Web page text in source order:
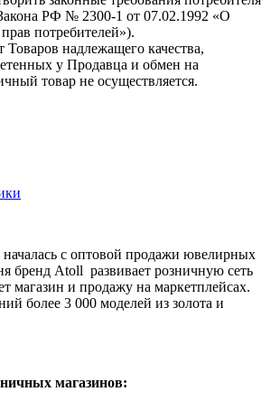
РФ № 2300-1 от 07.02.1992 «О
потребителей»).
Товаров надлежащего качества,
у Продавца и обмен на
товар не осуществляется.
с оптовой продажи ювелирных
бренд Atoll развивает розничную сеть
магазин и продажу на маркетплейсах.
более 3 000 моделей из золота и
магазинов: